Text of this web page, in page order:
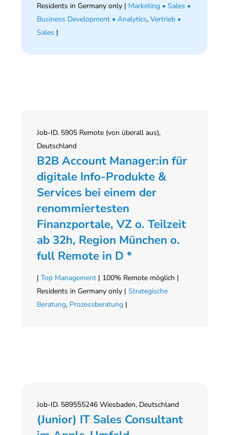
Residents in Germany only | Marketing • Sales •
Business Development • Analytics,Vertrieb •
Sales |
Job-ID. 5905 Remote (von überall aus),
Deutschland
B2B Account Manager:in für
digitale Info-Produkte &
Services bei einem der
renommiertesten
Finanzportale, VZ o. Teilzeit
ab 32h, Region München o.
full Remote in D *
|Top Management | 100% Remote möglich |
Residents in Germany only |Strategische
Beratung, Prozessberatung |
Job-ID. 589555246 Wiesbaden, Deutschland
(Junior) IT Sales Consultant